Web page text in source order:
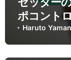
ポコント
Haruto